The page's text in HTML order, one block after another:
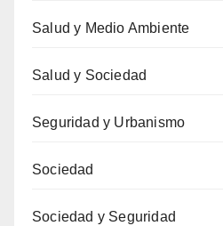
Salud y Medio Ambiente
Salud y Sociedad
Seguridad y Urbanismo
Sociedad
Sociedad y Seguridad